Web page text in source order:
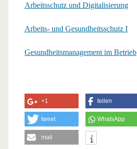
Arbeitsschutz und Digitalisierung
Arbeits- und Gesundheitsschutz I
Gesundheitsmanagement im Betrieb
+1 teilen
tweet WhatsApp
mail